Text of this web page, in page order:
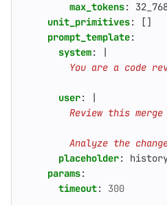
max_tokens:
unit_primitives:
[]
prompt_template:
system:
|
You are a code
user: |
Analyze the
placeholder:
params:
timeout: 300